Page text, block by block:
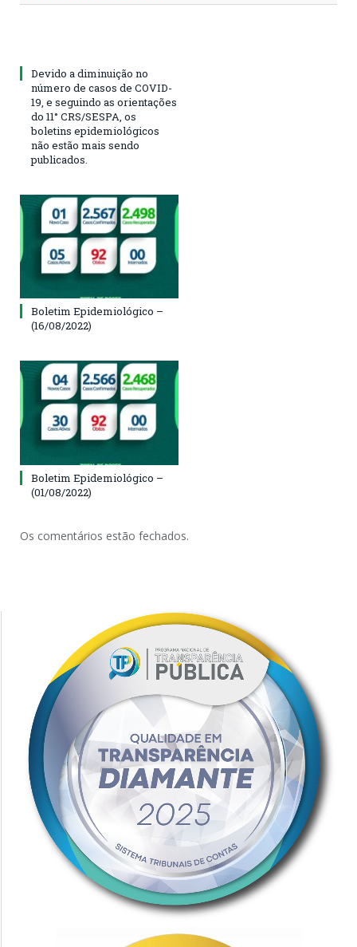
Devido a diminuição no
número de casos de COVID-
19, e seguindo as orientações
do 11° CRS/SESPA, os
boletins epidemiológicos
não estão mais sendo
publicados.
Boletim Epidemiológico –
(16/08/2022)
Boletim Epidemiológico –
(01/08/2022)
Os comentários estão fechados.